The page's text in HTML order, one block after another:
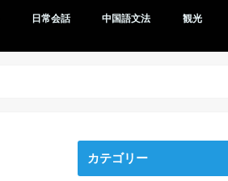
日常会話 中国語文法 観光
カテゴリー